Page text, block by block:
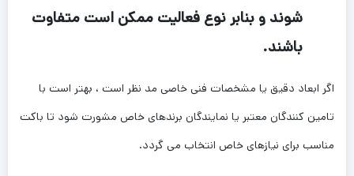
شوند و بنابر نوع فعالیت ممکن است متفاوت
باشند.
اگر ابعاد دقیق یا مشخصات فنی خاصی مد نظر است ، بهتر است با
تامین کنندگان معتبر یا نمایندگان برندهای خاص مشورت شود تا باکت
مناسب برای نیازهای خاص انتخاب می گردد.